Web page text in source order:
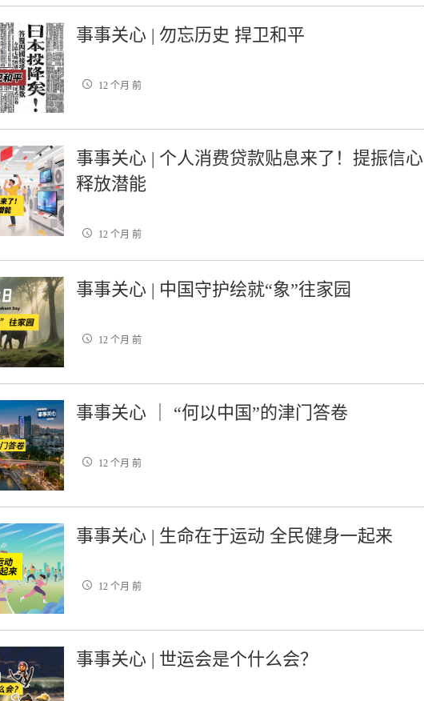
事事关心 | 勿忘历史 捍卫和平
12 个月 前
事事关心 | 个人消费贷款贴息来了！提振信心
释放潜能
12 个月 前
事事关心 | 中国守护绘就“象”往家园
12 个月 前
事事关心 ｜ “何以中国”的津门答卷
12 个月 前
事事关心 | 生命在于运动 全民健身一起来
12 个月 前
事事关心 | 世运会是个什么会？